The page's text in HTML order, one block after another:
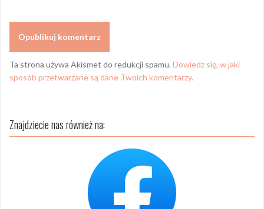
Ta strona używa Akismet do redukcji spamu. Dowiedz się, w jaki
sposób przetwarzane są dane Twoich komentarzy.
Znajdziecie nas również na: